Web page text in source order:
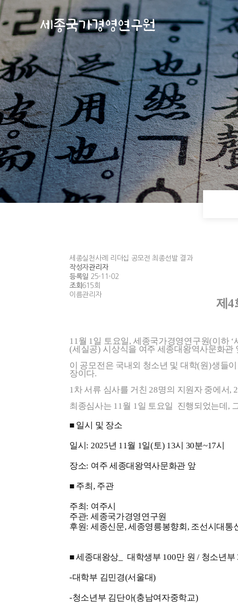
세종실천사례 리더십 공모전 최종선발 결과
작성자관리자
등록일 25-11-02
조회 615회
이름관리자
제4
11월 1일 토요일 , 세종국가경영연구원(이하 ‘
(세실공) 시상식을 여주 세종대왕역사문화관
이 공모전은 국내외 청소년 및 대학(원)생들
장이다.
1차 서류 심사를 거친28명의 지원자 중에서, 2
최종심사는 11월 1일 토요일 진행되었는데 ,
■ 일시 및 장소
일시: 2025년 11월 1일(토) 13시 30분~17시
장소: 여주 세종대왕역사문화관 앞
■ 주최, 주관
주최: 여주시
주관: 세종국가경영연구원
후원: 세종신문, 세종영릉봉향회, 조선시대통
■ 세종대왕상_ 대학생부 100만 원 / 청소년부
-대학부 김민경(서울대)
-청소년부 김단아(충남여자중학교)